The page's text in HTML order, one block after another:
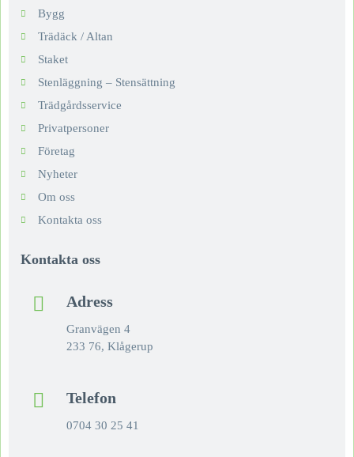
Bygg
Trädäck / Altan
Staket
Stenläggning – Stensättning
Trädgårdsservice
Privatpersoner
Företag
Nyheter
Om oss
Kontakta oss
Kontakta oss
Adress
Granvägen 4
233 76, Klågerup
Telefon
0704 30 25 41